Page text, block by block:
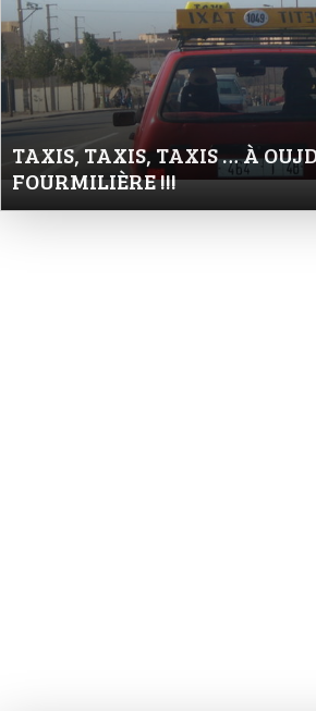
TAXIS, TAXIS, TAXIS … À
FOURMILIÈRE !!!